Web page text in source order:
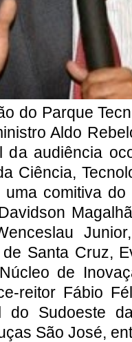
do Parque
Aldo
da audiência
Ciência,
comitiva
Santa Cruz,
de
reitor Fábio
do Sudoeste
São José,